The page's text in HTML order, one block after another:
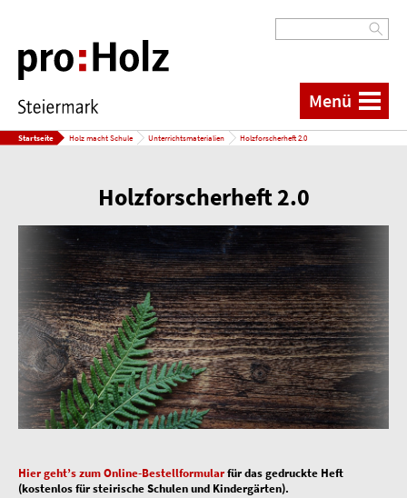
Menü
Startseite Holz macht Schule Unterrichtsmaterialien Holzforscherheft 2.0
Holzforscherheft 2.0
Hier geht’s zum Online-Bestellformularfür das gedruckte Heft
(kostenlos für steirische Schulen und Kindergärten).